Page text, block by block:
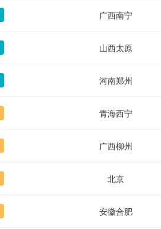
广西南宁
山西太原
河南郑州
青海西宁
广西柳州
北京
安徽合肥